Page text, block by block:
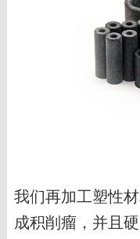
我们再加工塑性
成积削瘤，并且